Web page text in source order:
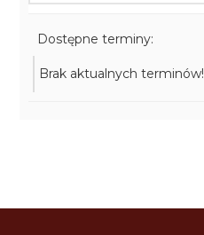
Dostępne terminy:
Brak aktualnych terminów!